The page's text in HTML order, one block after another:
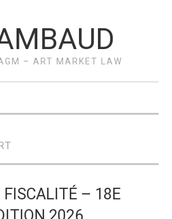
– ART MARKET LAW
FISCALITÉ – 18E
2026